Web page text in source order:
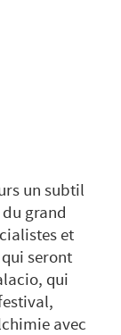
un subtil
grand
et
seront
qui
avec